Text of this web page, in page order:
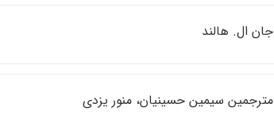
جان ال. هالند
مترجمين سيمين حسينيان، منور يزدي